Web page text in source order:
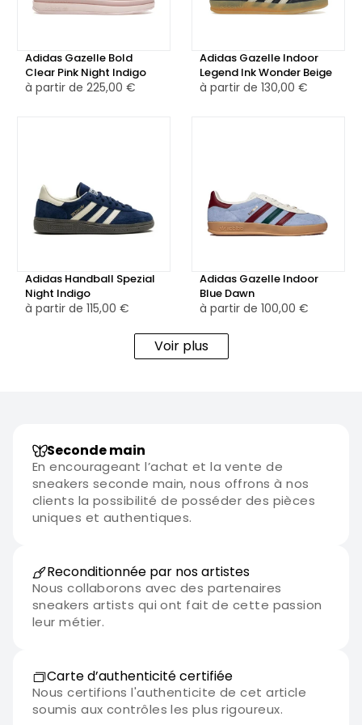
l’authenticité et l’héritage de la Gazelle.
Adidas Gazelle Bold
Clear Pink Night Indigo
à partir de 225,00 €
Adidas Gazelle Indoor
Legend Ink Wonder Beige
à partir de 130,00 €
Adidas Handball Spezial
Night Indigo
à partir de 115,00 €
Adidas Gazelle Indoor
Blue Dawn
à partir de 100,00 €
Voir plus
Seconde main
En encourageant l’achat et la vente de
sneakers seconde main, nous offrons à nos
clients la possibilité de posséder des pièces
uniques et authentiques.
Reconditionnée par nos artistes
Nous collaborons avec des partenaires
sneakers artists qui ont fait de cette passion
leur métier.
Carte d’authenticité certifiée
Nous certifions l'authenticite de cet article
soumis aux contrôles les plus rigoureux.